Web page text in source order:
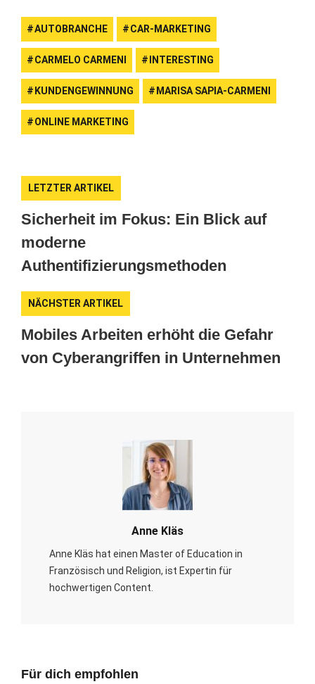
AUTOBRANCHE CAR-MARKETING
CARMELO CARMENI INTERESTING
KUNDENGEWINNUNG MARISA SAPIA-CARMENI
ONLINE MARKETING
LETZTER ARTIKEL
Sicherheit im Fokus: Ein Blick auf
moderne
Authentifizierungsmethoden
NÄCHSTER ARTIKEL
Mobiles Arbeiten erhöht die Gefahr
von Cyberangriffen in Unternehmen
Anne Kläs
Anne Kläs hat einen Master of Education in
Französisch und Religion, ist Expertin für
hochwertigen Content.
Für dich empfohlen